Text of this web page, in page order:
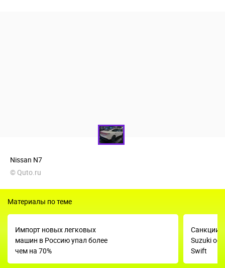
Nissan N7
© Quto.ru
Материалы по теме
Импорт новых легковых
машин в Россию упал более
чем на 70%
Санкции
Suzuki
Swift